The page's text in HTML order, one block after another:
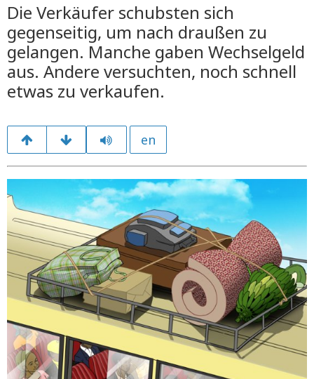
Die Verkäufer schubsten sich
gegenseitig, um nach draußen zu
gelangen. Manche gaben Wechselgeld
aus. Andere versuchten, noch schnell
etwas zu verkaufen.
en